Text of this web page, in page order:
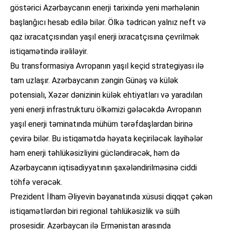
göstərici Azərbaycanın enerji tarixində yeni mərhələnin
başlanğıcı hesab edilə bilər. Ölkə tədricən yalnız neft və
qaz ixracatçısından yaşıl enerji ixracatçısına çevrilmək
istiqamətində irəliləyir.
Bu transformasiya Avropanın yaşıl keçid strategiyası ilə
tam uzlaşır. Azərbaycanın zəngin Günəş və külək
potensialı, Xəzər dənizinin külək ehtiyatları və yaradılan
yeni enerji infrastrukturu ölkəmizi gələcəkdə Avropanın
yaşıl enerji təminatında mühüm tərəfdaşlardan birinə
çevirə bilər. Bu istiqamətdə həyata keçiriləcək layihələr
həm enerji təhlükəsizliyini gücləndirəcək, həm də
Azərbaycanın iqtisadiyyatının şaxələndirilməsinə ciddi
töhfə verəcək.
Prezident İlham Əliyevin bəyanatında xüsusi diqqət çəkən
istiqamətlərdən biri regional təhlükəsizlik və sülh
prosesidir. Azərbaycan ilə Ermənistan arasında